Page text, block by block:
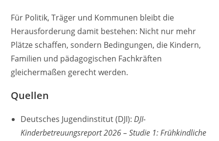
Für Politik, Träger und Kommunen bleibt die
Herausforderung damit bestehen: Nicht nur mehr
Plätze schaffen, sondern Bedingungen, die Kindern,
Familien und pädagogischen Fachkräften
gleichermaßen gerecht werden.
Quellen
Deutsches Jugendinstitut (DJI):DJI-
Kinderbetreuungsreport 2026 – Studie 1: Frühkindliche